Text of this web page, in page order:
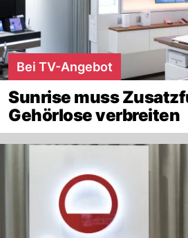
Bei TV-Angebot
Sunrise muss
Gehörlose verbreiten